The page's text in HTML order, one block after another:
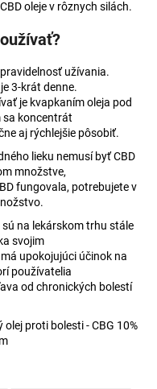
oleje v rôznych silách.
užívania.
3-krát denne.
je kvapkaním oleja pod
sa koncentrát
aj rýchlejšie pôsobiť.
lieku nemusí byť CBD
množstve,
fungovala, potrebujete v
sú na lekárskom trhu stále
svojim
upokojujúci účinok na
používatelia
od chronických bolestí
olej proti bolesti - CBG 10%